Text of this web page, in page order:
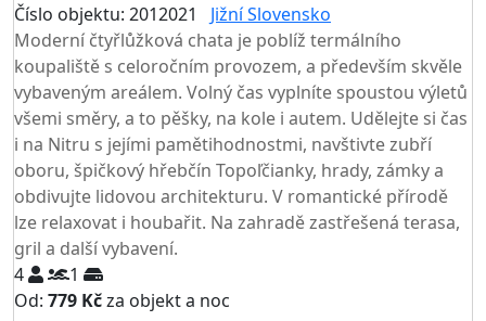
Číslo objektu: 2012021
Jižní Slovensko
Moderní čtyřlůžková chata je poblíž termálního
koupaliště s celoročním provozem, a především skvěle
vybaveným areálem. Volný čas vyplníte spoustou výletů
všemi směry, a to pěšky, na kole i autem. Udělejte si čas
i na Nitru s jejími pamětihodnostmi, navštivte zubří
oboru, špičkový hřebčín Topoľčianky, hrady, zámky a
obdivujte lidovou architekturu. V romantické přírodě
lze relaxovat i houbařit. Na zahradě zastřešená terasa,
gril a další vybavení.
4
1
Od: 779 Kčza objekt a noc